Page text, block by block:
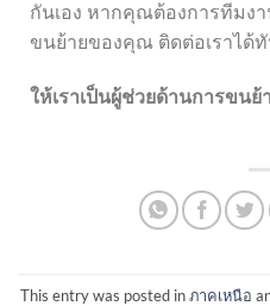
กันเอง หากคุณต้องการทีมง
ขนย้ายของคุณ ติดต่อเราได้
ให้เราเป็นผู้ช่วยด้านการขน
This entry was posted inภาคเหนือ